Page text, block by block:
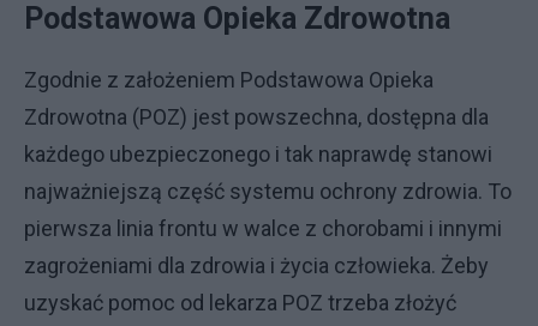
Podstawowa Opieka Zdrowotna
Zgodnie z założeniem Podstawowa Opieka
Zdrowotna (POZ) jest powszechna, dostępna dla
każdego ubezpieczonego i tak naprawdę stanowi
najważniejszą część systemu ochrony zdrowia. To
pierwsza linia frontu w walce z chorobami i innymi
zagrożeniami dla zdrowia i życia człowieka. Żeby
uzyskać pomoc od lekarza POZ trzeba złożyć